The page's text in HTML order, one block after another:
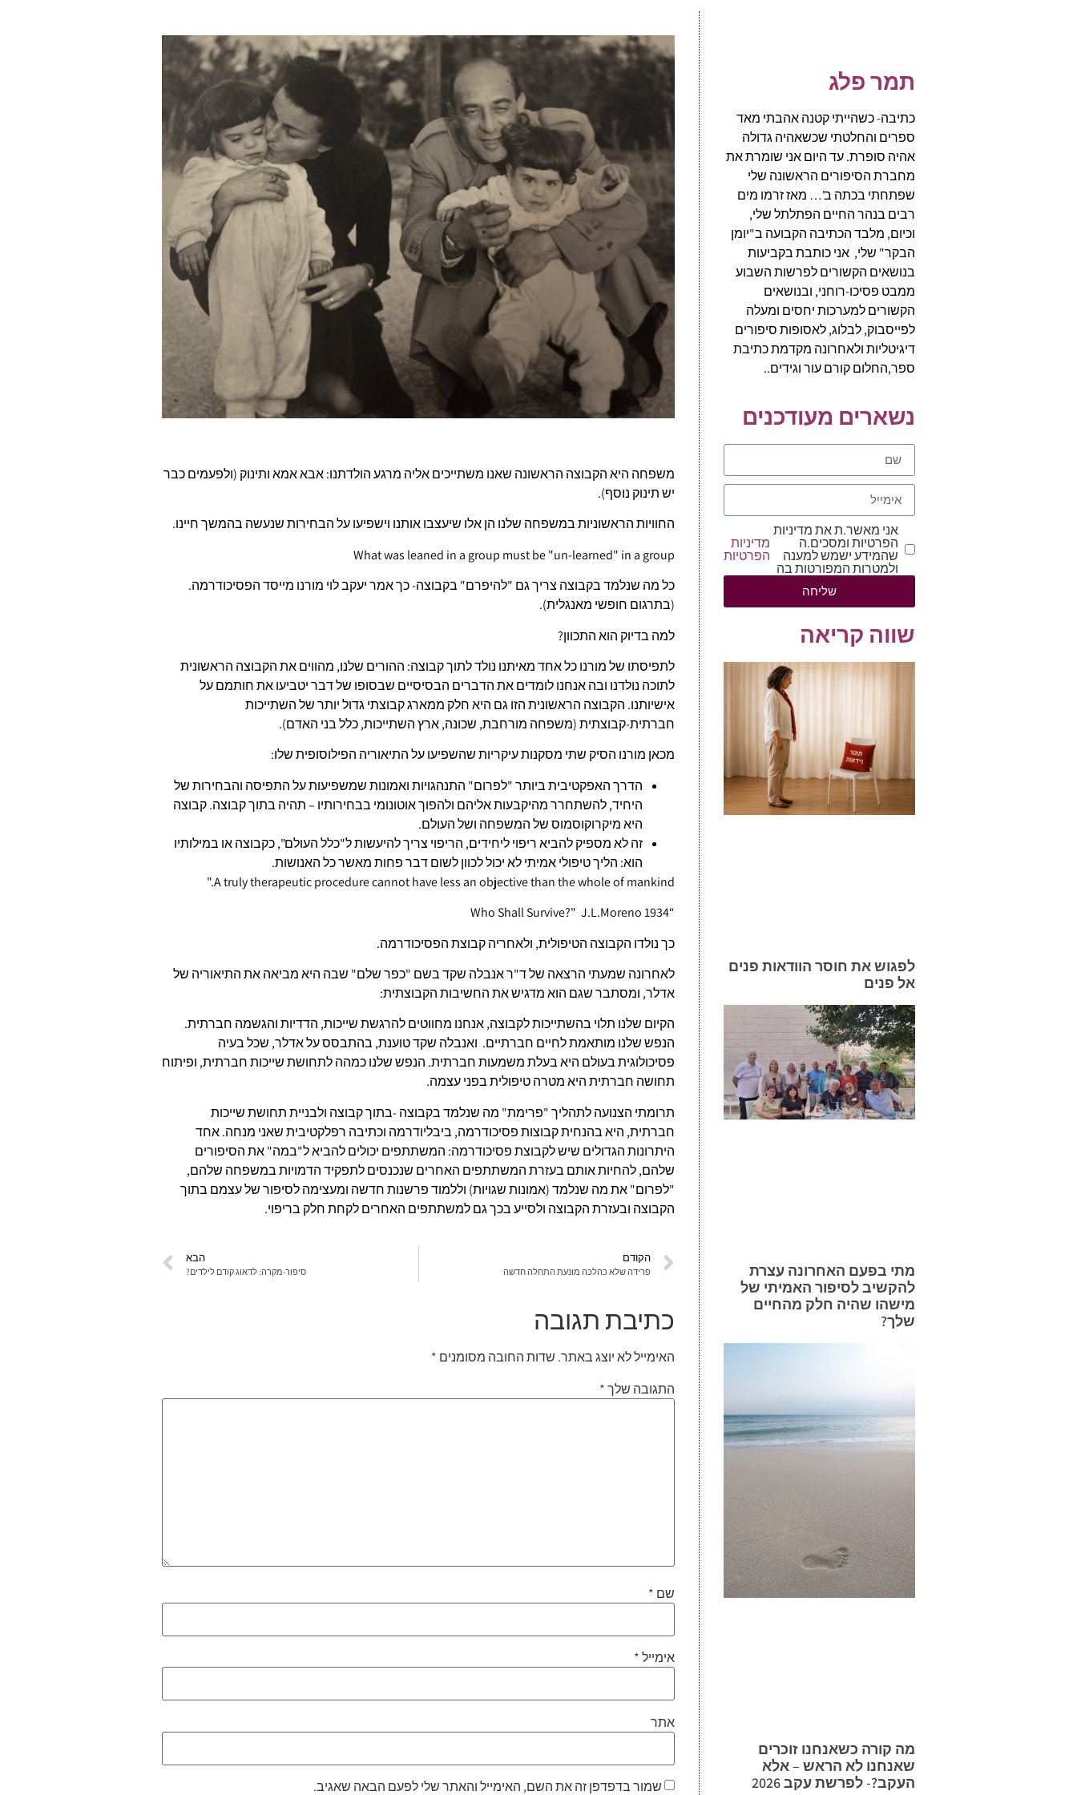
תמר פלג
כתיבה- כשהייתי קטנה אהבתי מאד
ספרים והחלטתי שכשאהיה גדולה
אהיה סופרת. עד היום אני שומרת את
מחברת הסיפורים הראשונה שלי
שפתחתי בכתה ב'… מאז זרמו מים
רבים בנהר החיים הפתלתל שלי,
וכיום, מלבד הכתיבה הקבועה ב"יומן
הבקר" שלי, אני כותבת בקביעות
בנושאים הקשורים לפרשות השבוע
ממבט פסיכו-רוחני, ובנושאים
הקשורים למערכות יחסים ומעלה
לפייסבוק, לבלוג, לאסופות סיפורים
דיגיטליות ולאחרונה מקדמת כתיבת
ספר,החלום קורם עור וגידים..
נשארים מעודכנים
אני מאשר.ת את מדיניות
הפרטיות ומסכים.ה
שהמידע ישמש למענה
ולמטרות המפורטות בה
מדיניות
הפרטיות
שליחה
שווה קריאה
לפגוש את חוסר הוודאות פנים
אל פנים
מתי בפעם האחרונה עצרת
להקשיב לסיפור האמיתי של
מישהו שהיה חלק מהחיים
שלך?
מה קורה כשאנחנו זוכרים
שאנחנו לא הראש – אלא
העקב?- לפרשת עקב 2026
משפחה היא הקבוצה הראשונה שאנו משתייכים אליה מרגע הולדתנו: אבא אמא ותינוק (ולפעמים כבר
יש תינוק נוסף).
החוויות הראשוניות במשפחה שלנו הן אלו שיעצבו אותנו וישפיעו על הבחירות שנעשה בהמשך חיינו.
What was leaned in a group must be "un-learned" in a group
כל מה שנלמד בקבוצה צריך גם "להיפרם" בקבוצה- כך אמר יעקב לוי מורנו מייסד הפסיכודרמה.
(בתרגום חופשי מאנגלית).
למה בדיוק הוא התכוון?
לתפיסתו של מורנו כל אחד מאיתנו נולד לתוך קבוצה: ההורים שלנו, מהווים את הקבוצה הראשונית
לתוכה נולדנו ובה אנחנו לומדים את הדברים הבסיסיים שבסופו של דבר יטביעו את חותמם על
אישיותנו. הקבוצה הראשונית הזו גם היא חלק ממארג קבוצתי גדול יותר של השתייכות
חברתית-קבוצתית (משפחה מורחבת, שכונה, ארץ השתייכות, כלל בני האדם).
מכאן מורנו הסיק שתי מסקנות עיקריות שהשפיעו על התיאוריה הפילוסופית שלו:
הדרך האפקטיבית ביותר "לפרום" התנהגויות ואמונות שמשפיעות על התפיסה והבחירות של
היחיד, להשתחרר מהיקבעות אליהם ולהפוך אוטונומי בבחירותיו – תהיה בתוך קבוצה. קבוצה
היא מיקרוקוסמוס של המשפחה ושל העולם.
זה לא מספיק להביא ריפוי ליחידים, הריפוי צריך להיעשות ל"כלל העולם", כקבוצה או במילותיו
הוא: הליך טיפולי אמיתי לא יכול לכוון לשום דבר פחות מאשר כל האנושות.
A truly therapeutic procedure cannot have less an objective than the whole of mankind."
“Who Shall Survive?" J.L.Moreno 1934
כך נולדו הקבוצה הטיפולית, ולאחריה קבוצת הפסיכודרמה.
לאחרונה שמעתי הרצאה של ד"ר אנבלה שקד בשם "כפר שלם" שבה היא מביאה את התיאוריה של
אדלר, ומסתבר שגם הוא מדגיש את החשיבות הקבוצתית:
הקיום שלנו תלוי בהשתייכות לקבוצה, אנחנו מחווטים להרגשת שייכות, הדדיות והגשמה חברתית.
הנפש שלנו מותאמת לחיים חברתיים. ואנבלה שקד טוענת, בהתבסס על אדלר, שכל בעיה
פסיכולוגית בעולם היא בעלת משמעות חברתית. הנפש שלנו כמהה לתחושת שייכות חברתית, ופיתוח
תחושה חברתית היא מטרה טיפולית בפני עצמה.
תרומתי הצנועה לתהליך "פרימת" מה שנלמד בקבוצה -בתוך קבוצה ולבניית תחושת שייכות
חברתית, היא בהנחית קבוצות פסיכודרמה, ביבליודרמה וכתיבה רפלקטיבית שאני מנחה. אחד
היתרונות הגדולים שיש לקבוצת פסיכודרמה: המשתתפים יכולים להביא ל"במה" את הסיפורים
שלהם, להחיות אותם בעזרת המשתתפים האחרים שנכנסים לתפקיד הדמויות במשפחה שלהם,
"לפרום" את מה שנלמד (אמונות שגויות) וללמוד פרשנות חדשה ומעצימה לסיפור של עצמם בתוך
הקבוצה ובעזרת הקבוצה ולסייע בכך גם למשתתפים האחרים לקחת חלק בריפוי.
הקודם
פרידה שלא כהלכה מונעת התחלה חדשה
הבא
סיפור-מקרה: לדאוג קודם לילדים?
כתיבת תגובה
האימייל לא יוצג באתר. שדות החובה מסומנים *
התגובה שלך*
שם *
אימייל*
אתר
שמור בדפדפן זה את השם, האימייל והאתר שלי לפעם הבאה שאגיב.